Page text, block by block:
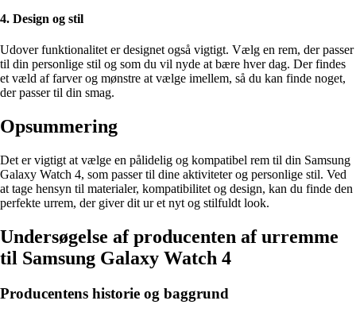
4. Design og stil
Udover funktionalitet er designet også vigtigt. Vælg en rem, der passer
til din personlige stil og som du vil nyde at bære hver dag. Der findes
et væld af farver og mønstre at vælge imellem, så du kan finde noget,
der passer til din smag.
Opsummering
Det er vigtigt at vælge en pålidelig og kompatibel rem til din Samsung
Galaxy Watch 4, som passer til dine aktiviteter og personlige stil. Ved
at tage hensyn til materialer, kompatibilitet og design, kan du finde den
perfekte urrem, der giver dit ur et nyt og stilfuldt look.
Undersøgelse af producenten af urremme
til Samsung Galaxy Watch 4
Producentens historie og baggrund